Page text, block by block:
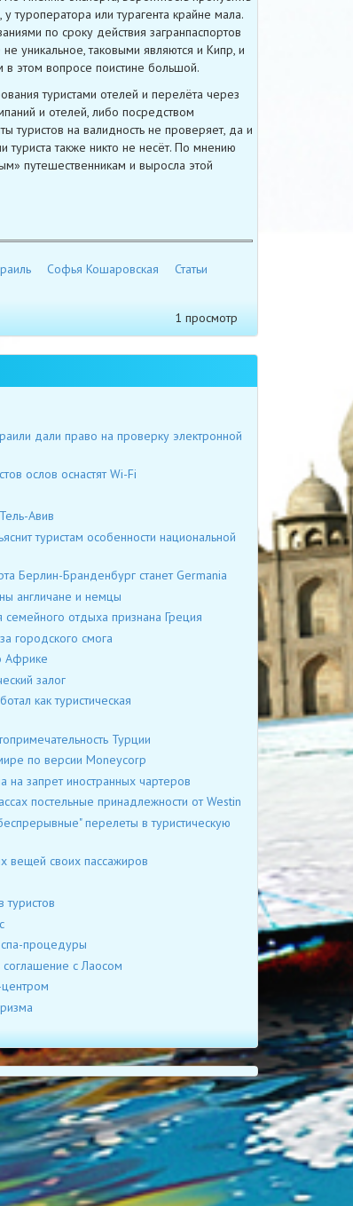
туроператора или турагента крайне мала.
по сроку действия загранпаспортов
уникальное, таковыми являются и Кипр, и
этом вопросе поистине большой.
туристами отелей и перелёта через
и отелей, либо посредством
туристов на валидность не проверяет, да и
туриста также никто не несёт. По мнению
путешественникам и выросла этой
Софья Кошаровская
Статьи
1 просмотр
дали право на проверку электронной
ослов оснастят Wi-Fi
Авив
туристам особенности национальной
Берлин-Бранденбург станет Germania
англичане и немцы
отдыха признана Греция
городского смога
Африке
залог
как туристическая
Турции
по версии Moneycorp
на запрет иностранных чартеров
постельные принадлежности от Westin
перелеты в туристическую
вещей своих пассажиров
процедуры
соглашение с Лаосом
центром